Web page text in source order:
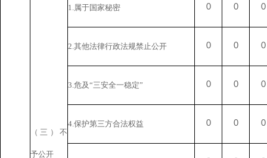
（三）不
予公开
1.属于国家秘密 0 0 0
2.其他法律行政法规禁止公开 0 0 0
3.危及“三安全一稳定” 0 0 0
4.保护第三方合法权益 0 0 0